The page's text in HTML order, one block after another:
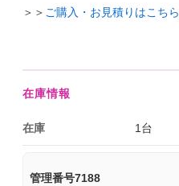
＞＞ ご購入・お見積りはこちら
在庫情報
在庫 1台
管理番号7188